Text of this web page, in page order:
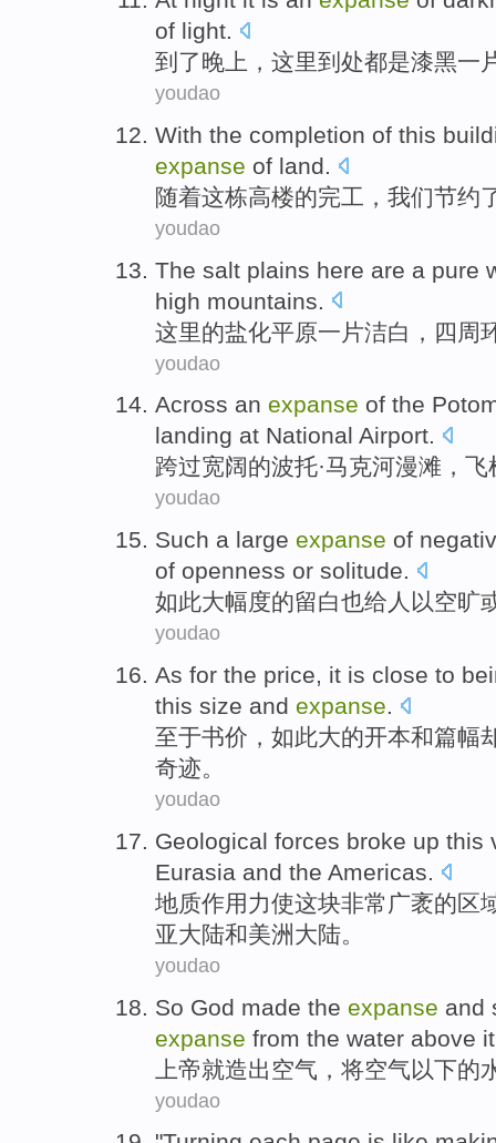
of light.
到了晚上 ，这里到处都是漆黑一
youdao
With the completion of this
expanse of land.
随着这栋高楼的完工 ， 我们节约
youdao
The salt plains here are a pure
high mountains
这里的盐化平原一 片洁白 ， 四周
youdao
Across an expanse of the
landing at National Airport.
跨过宽阔的波托·马克河漫滩， 飞
youdao
Such a large expanse of
of openness or solitude.
如此大幅度的留白也给 人 以空旷
youdao
As for the price, it is close to
this size and expanse.
至于书价，如此大的开本和篇幅
奇迹。
youdao
Geological forces broke up this
Eurasia and the Americas.
地质作用力使这块非常 广袤的区
亚大陆和美洲大陆。
youdao
So God made the expanse and
expanse from the water above it
上帝就造出空气，将空气以下的
youdao